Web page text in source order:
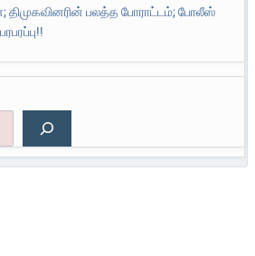
திமுகவினரின் பலத்த போராட்டம்; போலீஸ்